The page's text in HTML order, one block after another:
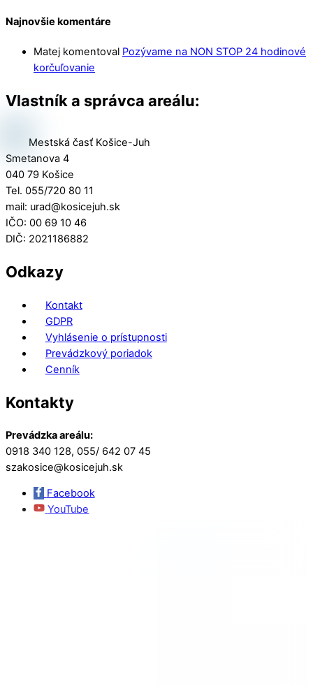
Najnovšie komentáre
Matej komentoval Pozývame na NON STOP 24 hodinové
korčuľovanie
Vlastník a správca areálu:
Mestská časť Košice-Juh
Smetanova 4
040 79 Košice
Tel. 055/720 80 11
mail: urad@kosicejuh.sk
IČO: 00 69 10 46
DIČ: 2021186882
Odkazy
Kontakt
GDPR
Vyhlásenie o prístupnosti
Prevádzkový poriadok
Cenník
Kontakty
Prevádzka areálu:
0918 340 128, 055/ 642 07 45
szakosice@kosicejuh.sk
Facebook
YouTube